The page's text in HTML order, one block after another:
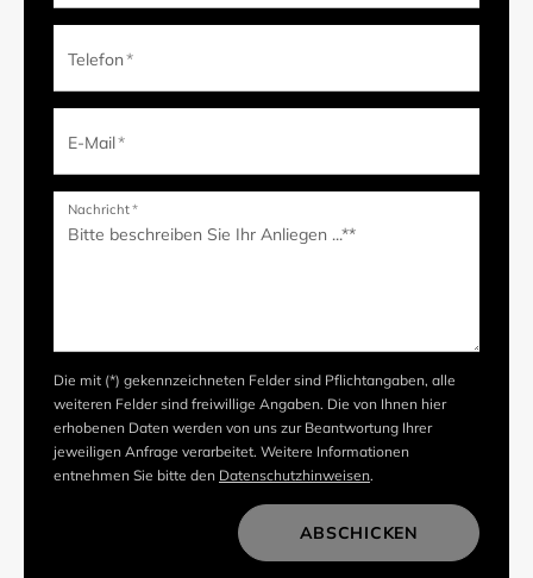
Telefon*
E-Mail*
Nachricht*
Die mit (*) gekennzeichneten Felder sind Pflichtangaben, alle
weiteren Felder sind freiwillige Angaben. Die von Ihnen hier
erhobenen Daten werden von uns zur Beantwortung Ihrer
jeweiligen Anfrage verarbeitet. Weitere Informationen
entnehmen Sie bitte den Datenschutzhinweisen.
ABSCHICKEN